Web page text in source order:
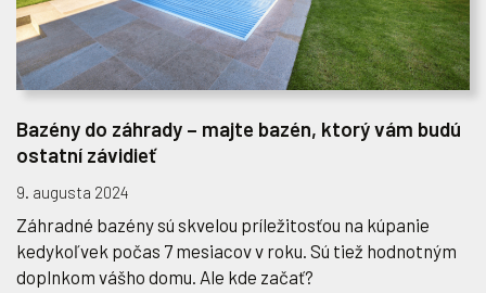
Bazény do záhrady – majte bazén, ktorý vám budú
ostatní závidieť
9. augusta 2024
Záhradné bazény sú skvelou príležitosťou na kúpanie
kedykoľvek počas 7 mesiacov v roku. Sú tiež hodnotným
doplnkom vášho domu. Ale kde začať?